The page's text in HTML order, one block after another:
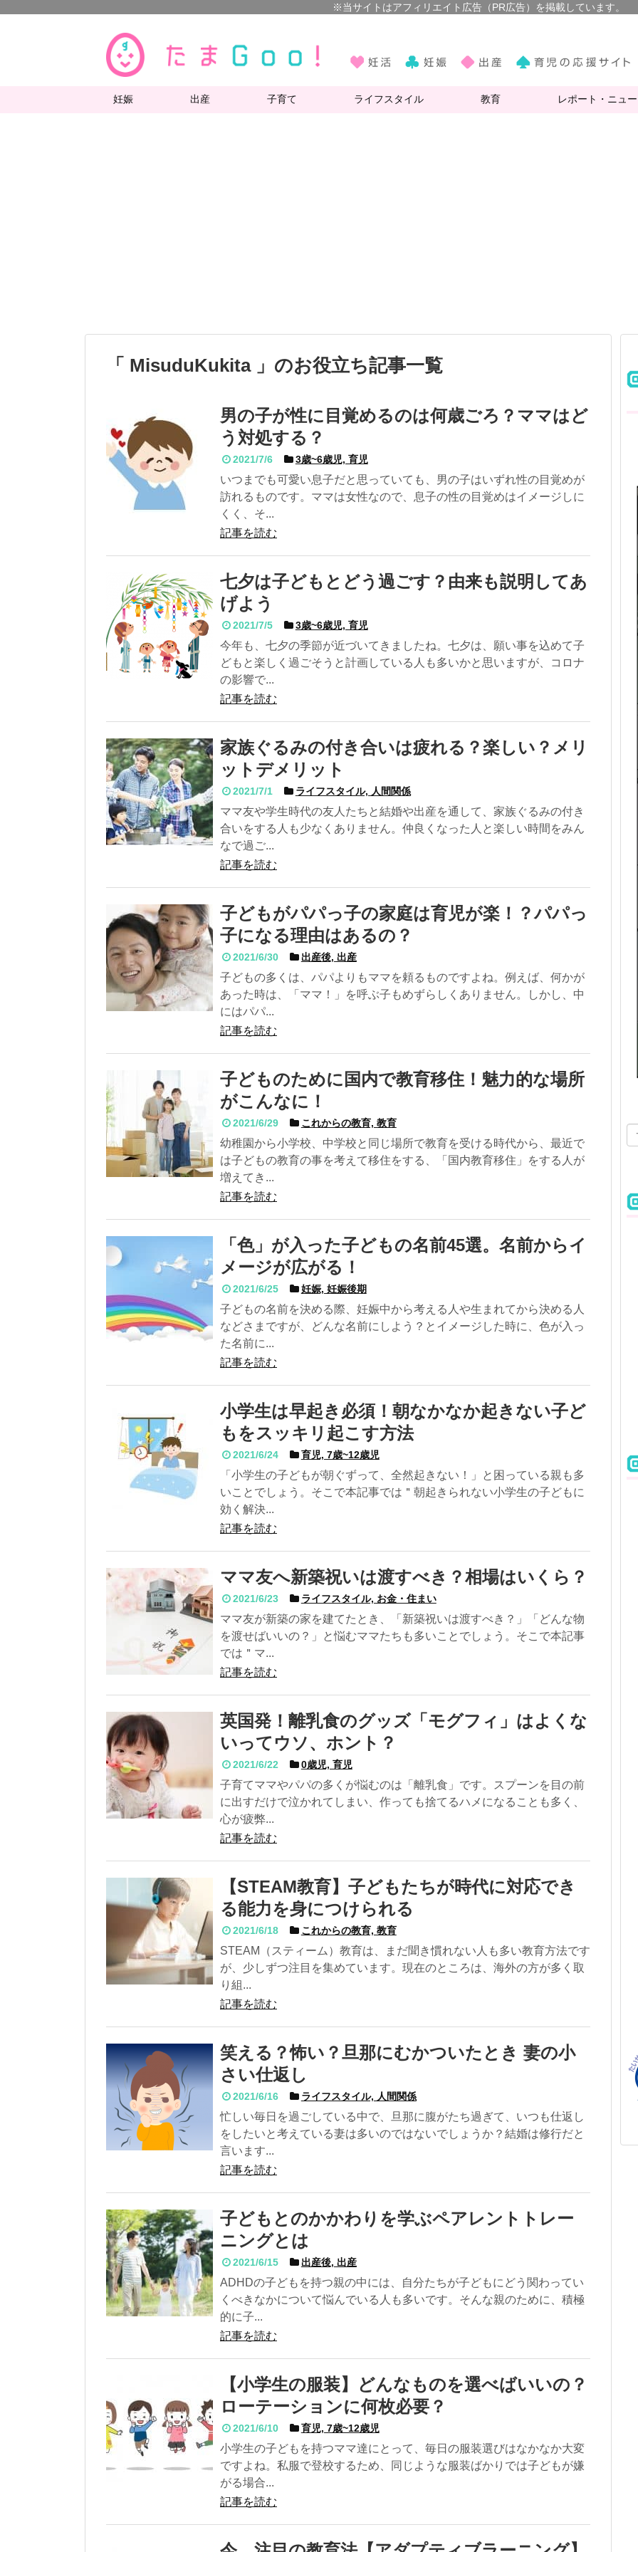
妊娠 出産 子育て ライフスタイル 教育 レポート・ニュ
「 MisuduKukita 」のお役立ち記事一覧
男の子が性に目覚めるのは何歳ごろ？ママはど
う対処する？
2021/7/6 3歳~6歳児, 育児
いつまでも可愛い息子だと思っていても、男の子はいずれ性の目覚めが
訪れるものです。ママは女性なので、息子の性の目覚めはイメージしに
くく、そ...
記事を読む
七夕は子どもとどう過ごす？由来も説明してあ
げよう
2021/7/5 3歳~6歳児, 育児
今年も、七夕の季節が近づいてきましたね。七夕は、願い事を込めて子
どもと楽しく過ごそうと計画している人も多いかと思いますが、コロナ
の影響で...
記事を読む
家族ぐるみの付き合いは疲れる？楽しい？メリ
ットデメリット
2021/7/1 ライフスタイル, 人間関係
ママ友や学生時代の友人たちと結婚や出産を通して、家族ぐるみの付き
合いをする人も少なくありません。仲良くなった人と楽しい時間をみん
なで過ご...
記事を読む
子どもがパパっ子の家庭は育児が楽！？パパっ
子になる理由はあるの？
2021/6/30 出産後, 出産
子どもの多くは、パパよりもママを頼るものですよね。例えば、何かが
あった時は、「ママ！」を呼ぶ子もめずらしくありません。しかし、中
にはパパ...
記事を読む
子どものために国内で教育移住！魅力的な場所
がこんなに！
2021/6/29 これからの教育, 教育
幼稚園から小学校、中学校と同じ場所で教育を受ける時代から、最近で
は子どもの教育の事を考えて移住をする、「国内教育移住」をする人が
増えてき...
記事を読む
「色」が入った子どもの名前45選。名前からイ
メージが広がる！
2021/6/25 妊娠, 妊娠後期
子どもの名前を決める際、妊娠中から考える人や生まれてから決める人
などさまですが、どんな名前にしよう？とイメージした時に、色が入っ
た名前に...
記事を読む
小学生は早起き必須！朝なかなか起きない子ど
もをスッキリ起こす方法
2021/6/24 育児, 7歳~12歳児
「小学生の子どもが朝ぐずって、全然起きない！」と困っている親も多
いことでしょう。そこで本記事では＂朝起きられない小学生の子どもに
効く解決...
記事を読む
ママ友へ新築祝いは渡すべき？相場はいくら？
2021/6/23 ライフスタイル, お金・住まい
ママ友が新築の家を建てたとき、「新築祝いは渡すべき？」「どんな物
を渡せばいいの？」と悩むママたちも多いことでしょう。そこで本記事
では＂マ...
記事を読む
英国発！離乳食のグッズ「モグフィ」はよくな
いってウソ、ホント？
2021/6/22 0歳児, 育児
子育てママやパパの多くが悩むのは「離乳食」です。スプーンを目の前
に出すだけで泣かれてしまい、作っても捨てるハメになることも多く、
心が疲弊...
記事を読む
【STEAM教育】子どもたちが時代に対応でき
る能力を身につけられる
2021/6/18 これからの教育, 教育
STEAM（スティーム）教育は、まだ聞き慣れない人も多い教育方法です
が、少しずつ注目を集めています。現在のところは、海外の方が多く取
り組...
記事を読む
笑える？怖い？旦那にむかついたとき 妻の小
さい仕返し
2021/6/16 ライフスタイル, 人間関係
忙しい毎日を過ごしている中で、旦那に腹がたち過ぎて、いつも仕返し
をしたいと考えている妻は多いのではないでしょうか？結婚は修行だと
言います...
記事を読む
子どもとのかかわりを学ぶペアレントトレー
ニングとは
2021/6/15 出産後, 出産
ADHDの子どもを持つ親の中には、自分たちが子どもにどう関わってい
くべきなかについて悩んでいる人も多いです。そんな親のために、積極
的に子...
記事を読む
【小学生の服装】どんなものを選べばいいの？
ローテーションに何枚必要？
2021/6/10 育児, 7歳~12歳児
小学生の子どもを持つママ達にとって、毎日の服装選びはなかなか大変
ですよね。私服で登校するため、同じような服装ばかりでは子どもが嫌
がる場合...
記事を読む